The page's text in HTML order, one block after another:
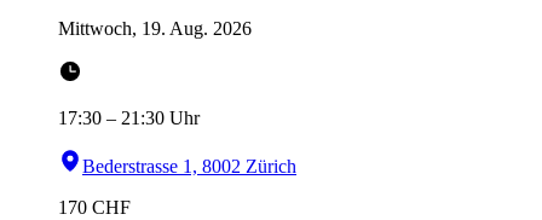
Mittwoch, 19. Aug. 2026
17:30 – 21:30 Uhr
Bederstrasse 1, 8002 Zürich
170 CHF